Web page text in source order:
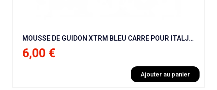
MOUSSE DE GUIDON XTRM BLEU CARRÉ POUR ITALJET MX50 9 CV / NRG / BHR / NRG / KRAFTMULLER
6,00 €
Ajouter au panier